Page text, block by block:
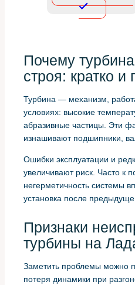
Почему
строя: кратко и
Турбина — механизм,
условиях: высокие
абразивные частицы. Эти
изнашивают подшипники,
Ошибки эксплуатации и
увеличивают риск. Часто к
негерметичность системы
установка после
Признаки
турбины на
Заметить проблемы можно
потеря динамики при